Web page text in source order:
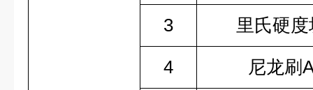
3
里氏硬度
4
尼龙刷